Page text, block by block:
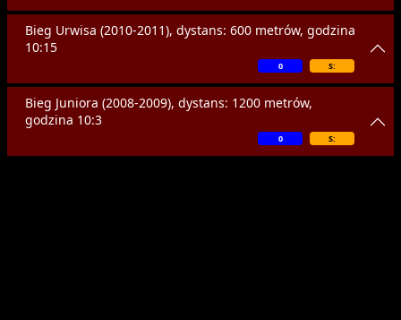
Bieg Urwisa (2010-2011), dystans: 600 metrów, godzina
10:15
S:
0
Bieg Juniora (2008-2009), dystans: 1200 metrów,
godzina 10:3
S:
0